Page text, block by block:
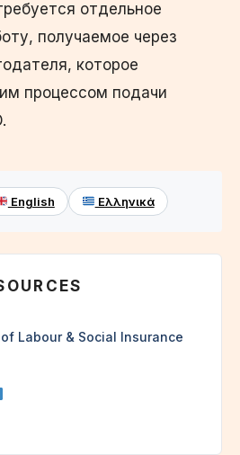
отдельное
получаемое через
которое
процессом подачи
English Ελληνικά
Labour & Social Insurance